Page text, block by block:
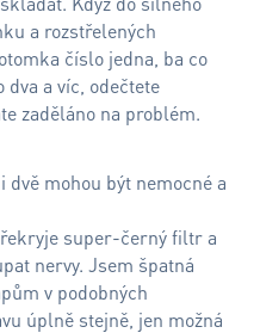
a rozstřelených
číslo jedna, ba co
a víc, odečtete
zaděláno na problém.
mohou být nemocné a
super-černý filtr a
nervy. Jsem špatná
v podobných
úplně stejně, jen možná